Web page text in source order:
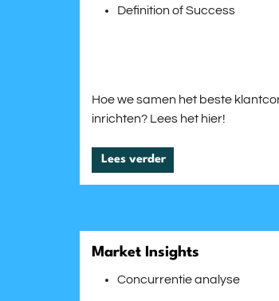
Definition of Success
Hoe we samen het beste
inrichten? Lees het hier!
Lees verder
Market Insights
Concurrentie analyse